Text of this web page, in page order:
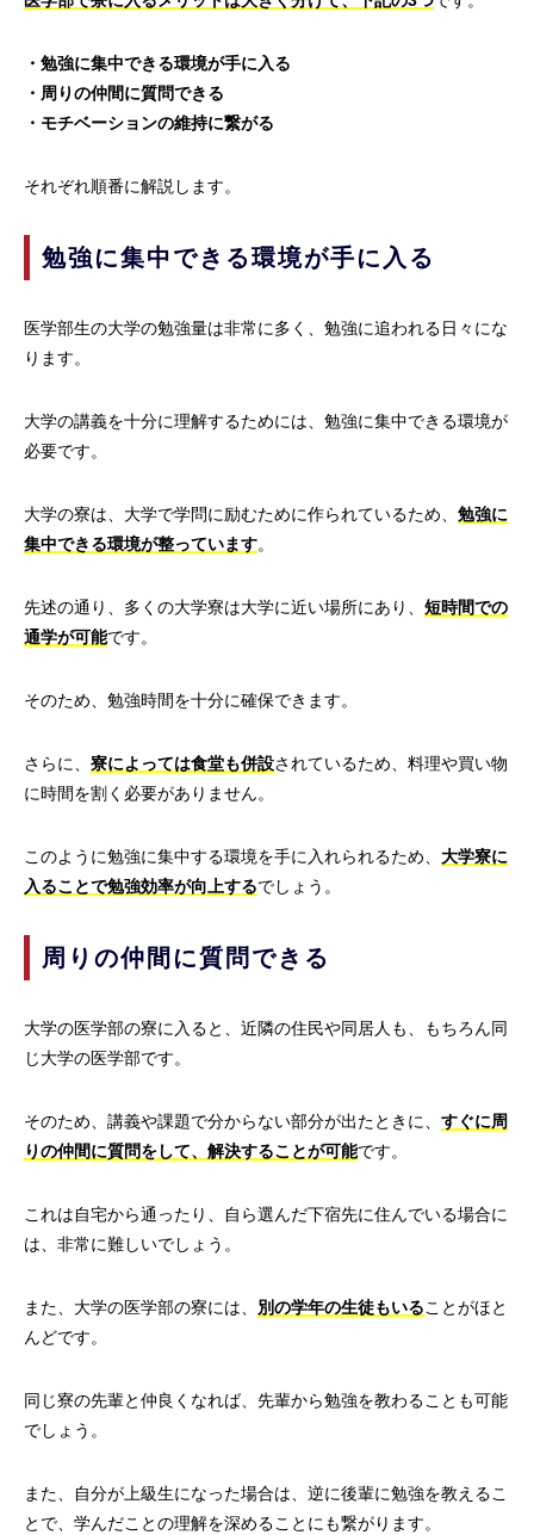
・勉強に集中できる環境が手に入る
・周りの仲間に質問できる
・モチベーションの維持に繋がる
それぞれ順番に解説します。
勉強に集中できる環境が手に入る
医学部生の大学の勉強量は非常に多く、勉強に追われる日々にな
ります。
大学の講義を十分に理解するためには、勉強に集中できる環境が
必要です。
大学の寮は、大学で学問に励むために作られているため、 勉強に
集中できる環境が整っています。
先述の通り、多くの大学寮は大学に近い場所にあり、 短時間での
通学が可能です。
そのため、勉強時間を十分に確保できます。
さらに、 寮によっては食堂も併設されているため、料理や買い物
に時間を割く必要がありません。
このように勉強に集中する環境を手に入れられるため、 大学寮に
入ることで勉強効率が向上するでしょう。
周りの仲間に質問できる
大学の医学部の寮に入ると、近隣の住民や同居人も、もちろん同
じ大学の医学部です。
そのため、講義や課題で分からない部分が出たときに、 すぐに周
りの仲間に質問をして、解決することが可能です。
これは自宅から通ったり、自ら選んだ下宿先に住んでいる場合に
は、非常に難しいでしょう。
また、大学の医学部の寮には、 別の学年の生徒もいることがほと
んどです。
同じ寮の先輩と仲良くなれば、先輩から勉強を教わることも可能
でしょう。
また、自分が上級生になった場合は、逆に後輩に勉強を教えるこ
とで、学んだことの理解を深めることにも繋がります。